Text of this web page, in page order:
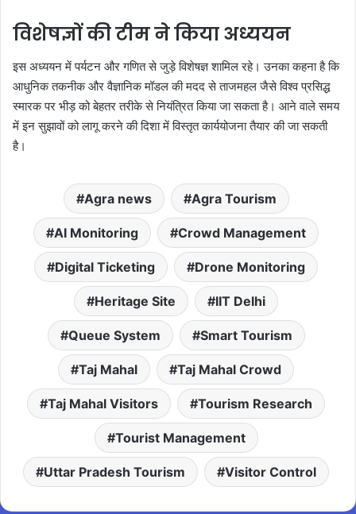
विशेषज्ञों की टीम ने किया अध्ययन
इस अध्ययन में पर्यटन और गणित से जुड़े विशेषज्ञ शामिल रहे। उनका कहना है कि
आधुनिक तकनीक और वैज्ञानिक मॉडल की मदद से ताजमहल जैसे विश्व प्रसिद्ध
स्मारक पर भीड़ को बेहतर तरीके से नियंत्रित किया जा सकता है। आने वाले समय
में इन सुझावों को लागू करने की दिशा में विस्तृत कार्ययोजना तैयार की जा सकती
है।
Agra news Agra Tourism
AI Monitoring Crowd Management
Digital Ticketing Drone Monitoring
Heritage Site IIT Delhi
Queue System Smart Tourism
Taj Mahal Taj Mahal Crowd
Taj Mahal Visitors Tourism Research
Tourist Management
Uttar Pradesh Tourism Visitor Control